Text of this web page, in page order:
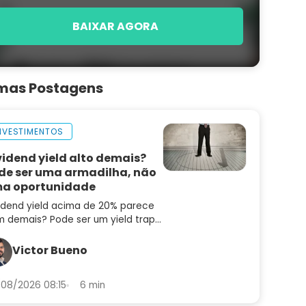
BAIXAR AGORA
Postagens
yield alto demais?
ser uma armadilha, não
oportunidade
yield acima de 20% parece
demais? Pode ser um yield trap.
pagadoras sustentáveis de
Victor Bueno
2026 08:15 6 min